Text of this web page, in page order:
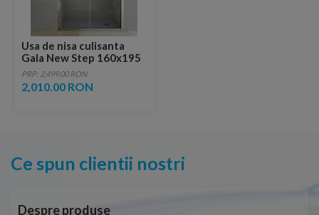
Usa de nisa culisanta
Gala New Step 160x195
cm profil crom
PRP: 2,499.00 RON
2,010.00 RON
Ce spun clientii nostri
Despre produse